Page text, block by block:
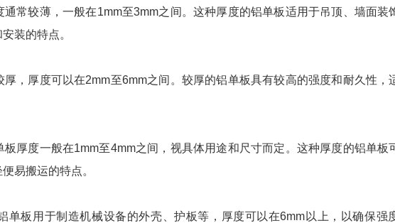
常较薄，一般在1mm至3mm之间。这种厚度的铝单板适用于吊顶、墙面装
装的特点。
，厚度可以在2mm至6mm之间。较厚的铝单板具有较高的强度和耐久性，
厚度一般在1mm至4mm之间，视具体用途和尺寸而定。这种厚度的铝单板
易搬运的特点。
单板用于制造机械设备的外壳、护板等，厚度可以在6mm以上，以确保强